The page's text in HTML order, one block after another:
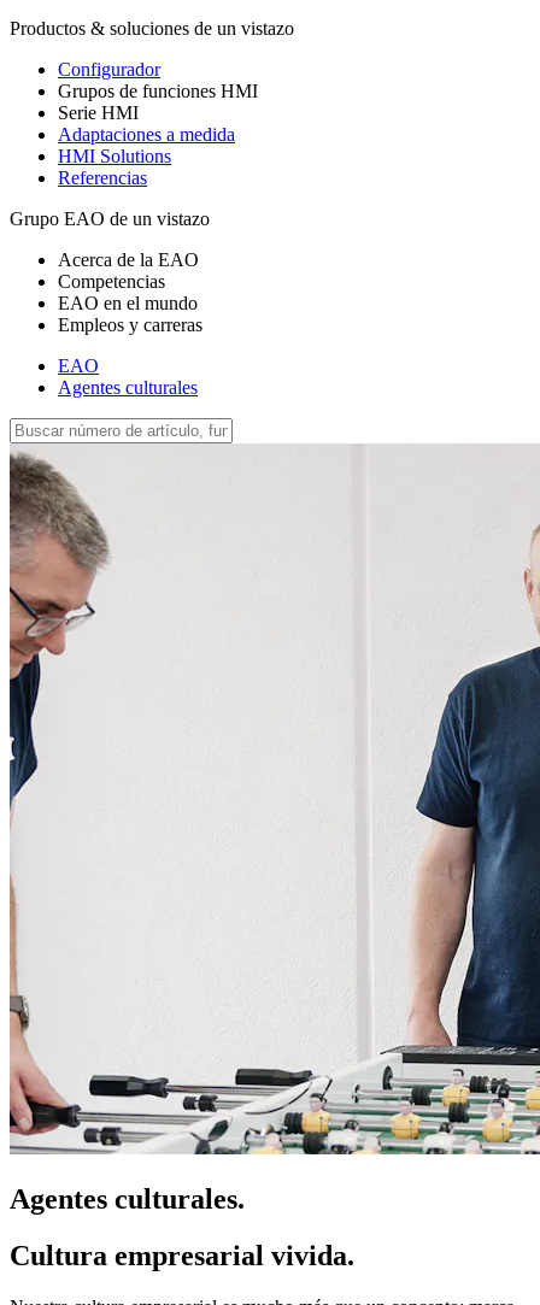
Productos & soluciones de un vistazo
Configurador
Grupos de funciones HMI
Serie HMI
Adaptaciones a medida
HMI Solutions
Referencias
Grupo EAO de un vistazo
Acerca de la EAO
Competencias
EAO en el mundo
Empleos y carreras
EAO
Agentes culturales
Agentes culturales.
Cultura empresarial vivida.